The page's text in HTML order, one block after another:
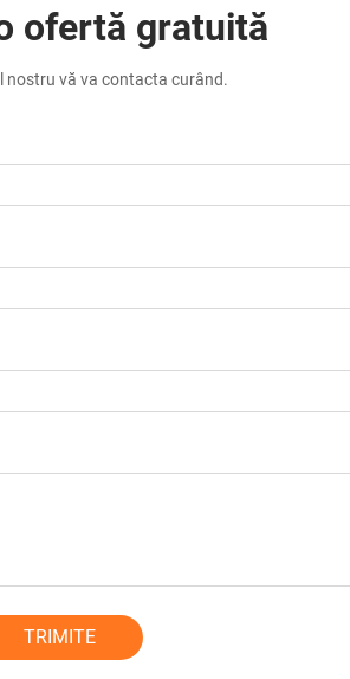
ofertă gratuită
nostru vă va contacta curând.
TRIMITE